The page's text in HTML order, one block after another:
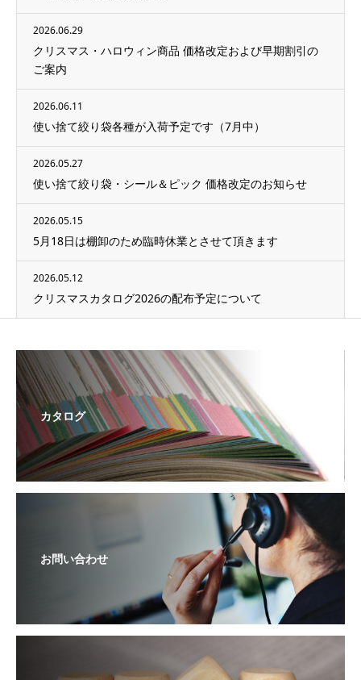
2026.06.29
クリスマス・ハロウィン商品 価格改定および早期割引の
ご案内
2026.06.11
使い捨て絞り袋各種が入荷予定です（7月中）
2026.05.27
使い捨て絞り袋・シール＆ピック 価格改定のお知らせ
2026.05.15
5月18日は棚卸のため臨時休業とさせて頂きます
2026.05.12
クリスマスカタログ2026の配布予定について
カタログ
お問い合わせ